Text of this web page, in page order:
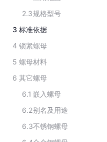
2.3规格型号
3 标准依据
4 锁紧螺母
5 螺母材料
6 其它螺母
6.1 嵌入螺母
6.2别名及用途
6.3不锈钢螺母